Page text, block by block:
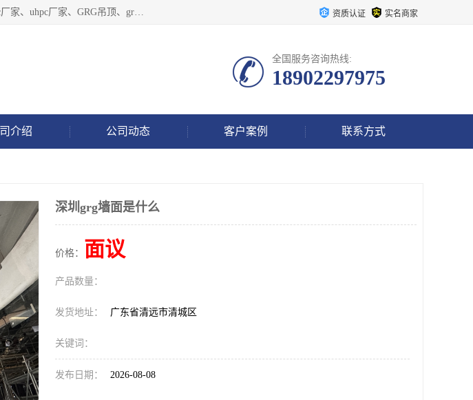
广东饰纪上品建材科技有限公司，主营grg材料、UHPC板、grc构件、uhpc幕墙板、grg厂家、grc厂家、uhpc厂家、GRG吊顶、grg石膏板、grg构件、外墙grc线条、grg造型、grg材料定制，uhpc高性能混凝土，uhpc构件，uhpc镂空挂板，grg材料生产厂家，广东grg厂家，广东grc厂家，联系方式*，2万平厂房，如果您对我公司的产品服务感兴趣，请联系我们。 资质认证 实名商家
全国服务咨询热线:
18902297975
介绍 公司动态 客户案例 联系方式
深圳grg墙面是什么
价格： 面议
产品数量：
发货地址： 广东省清远市清城区
关键词：
发布日期： 2026-08-08